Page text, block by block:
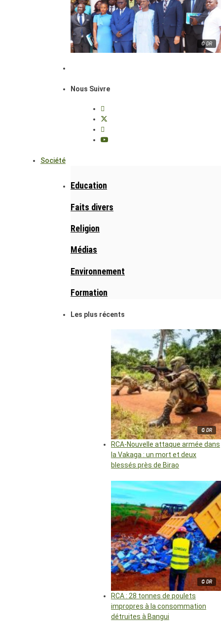
© DR
Nous Suivre
Société
Education
Faits divers
Religion
Médias
Environnement
Formation
Les plus récents
© DR
RCA-Nouvelle attaque armée dans
la Vakaga : un mort et deux
blessés près de Birao
© DR
RCA : 28 tonnes de poulets
impropres à la consommation
détruites à Bangui